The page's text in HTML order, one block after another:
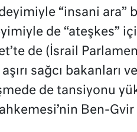
deyimiyle “insani
de “ateşkes”
de (İsrail
sağcı bakanları
de tansiyonu
Ben-Gvir